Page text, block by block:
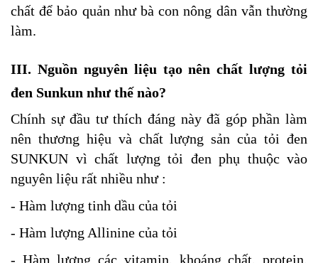
chất để bảo quản như bà con nông dân vẫn thường
làm.
III. Nguồn nguyên liệu tạo nên chất lượng tỏi
đen Sunkun như thế nào?
Chính sự đầu tư thích đáng này đã góp phần làm
nên thương hiệu và chất lượng sản của tỏi đen
SUNKUN vì chất lượng tỏi đen phụ thuộc vào
nguyên liệu rất nhiều như :
- Hàm lượng tinh dầu của tỏi
- Hàm lượng Allinine của tỏi
- Hàm lượng các vitamin, khoáng chất, protein,